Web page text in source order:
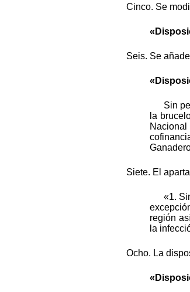
Cinco. Se
Seis. Se
Sin
la
Siete. El
«1.
región
la
Ocho. La